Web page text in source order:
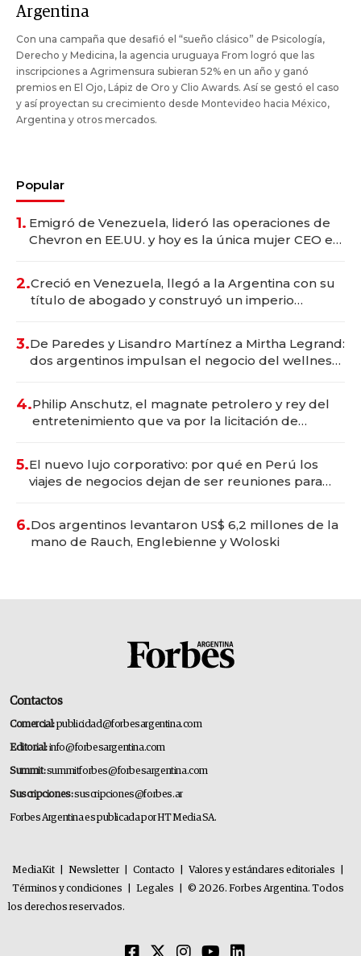
Argentina
Con una campaña que desafió el “sueño clásico” de Psicología,
Derecho y Medicina, la agencia uruguaya From logró que las
inscripciones a Agrimensura subieran 52% en un año y ganó
premios en El Ojo, Lápiz de Oro y Clio Awards. Así se gestó el caso
y así proyectan su crecimiento desde Montevideo hacia México,
Argentina y otros mercados.
Popular
1. Emigró de Venezuela, lideró las operaciones de
Chevron en EE.UU. y hoy es la única mujer CEO en
2.Creció en Venezuela, llegó a la Argentina con su
título de abogado y construyó un imperio
3.De Paredes y Lisandro Martínez a Mirtha Legrand:
dos argentinos impulsan el negocio del wellness
4.Philip Anschutz, el magnate petrolero y rey del
entretenimiento que va por la licitación de
5.El nuevo lujo corporativo: por qué en Perú los
viajes de negocios dejan de ser reuniones para
6.Dos argentinos levantaron US$ 6,2 millones de la
mano de Rauch, Englebienne y Woloski
Contactos
Comercial:publicidad@forbesargentina.com
Editorial:info@forbesargentina.com
Summit:summitforbes@forbesargentina.com
Suscripciones:suscripciones@forbes.ar
Forbes Argentina es publicada por HT Media SA.
MediaKit Newsletter Contacto Valores y estándares editoriales
Términos y condiciones
Legales
© 2026. Forbes Argentina. Todos
los derechos reservados.